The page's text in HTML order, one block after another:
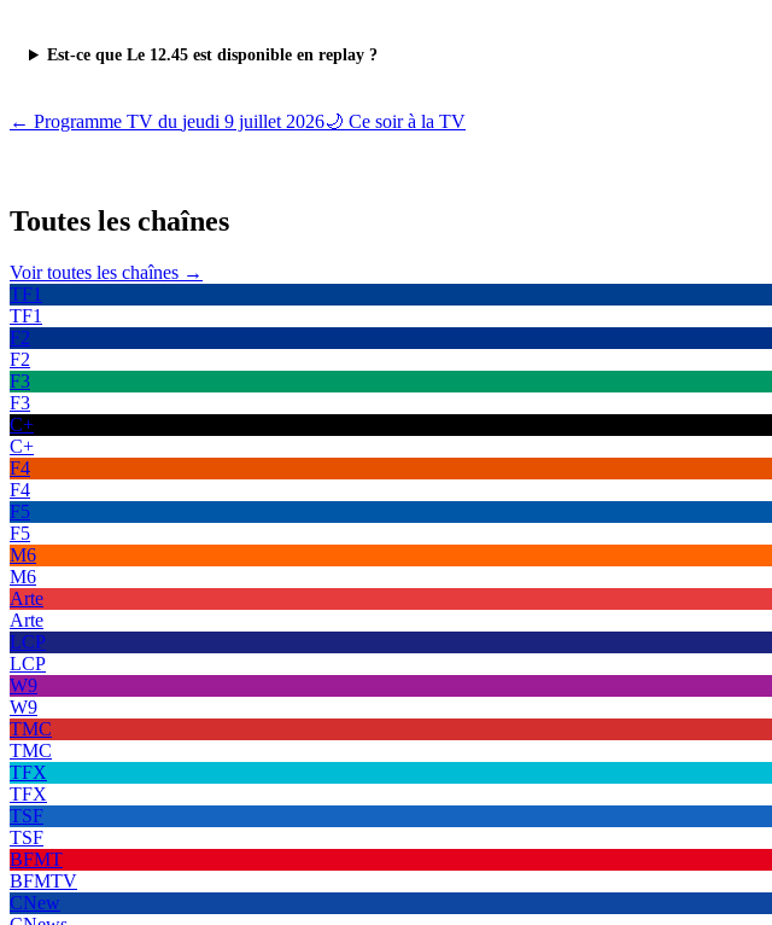
Est-ce que Le 12.45 est disponible en replay ?
← Programme TV du jeudi 9 juillet 2026🌙 Ce soir à la TV
Toutes les chaînes
Voir toutes les chaînes →
TF1
TF1
F2
F2
F3
F3
C+
C+
F4
F4
F5
F5
M6
M6
Arte
Arte
LCP
LCP
W9
W9
TMC
TMC
TFX
TFX
TSF
TSF
BFMT
BFMTV
CNew